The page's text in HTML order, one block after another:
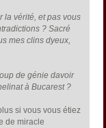
la vérité, et pas vous
? Sacré
mes clins dyeux,
de génie davoir
à Bucarest ?
si vous vous étiez
de miracle